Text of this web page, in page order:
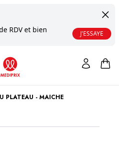
RDV et bien
J'ESSAYE
PLATEAU - MAICHE